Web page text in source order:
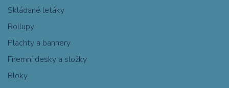
Skládané letáky
Rollupy
Plachty a bannery
Firemní desky a složky
Bloky